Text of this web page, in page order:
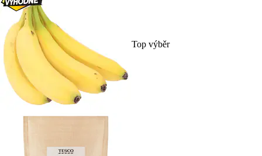
Top výběr